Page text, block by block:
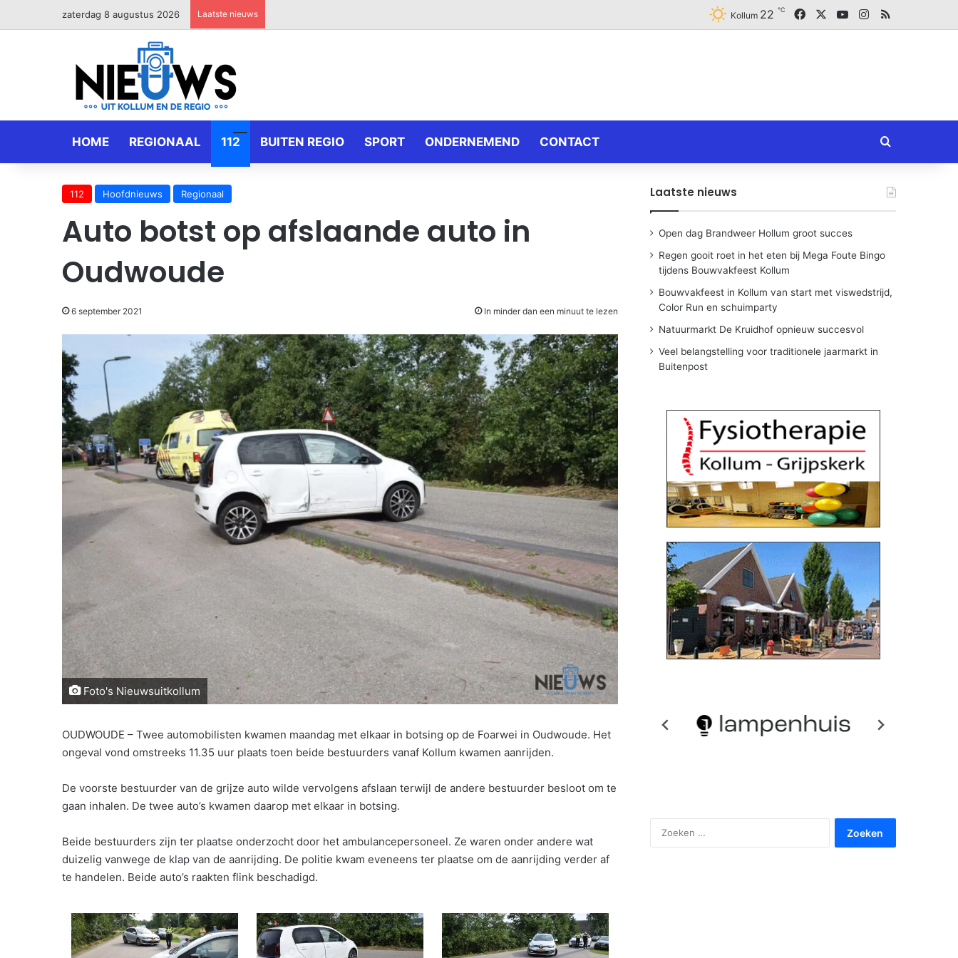
zaterdag 8 augustus 2026 Laatste nieuws Kollum 22 ℃ FacebookYouTubeInstagram
RSS
HOME REGIONAAL 112 BUITEN REGIO SPORT ONDERNEMEND CONTACT Zoeken naar
112 Hoofdnieuws Regionaal
Auto botst op afslaande auto in
Oudwoude
6 september 2021 In minder dan een minuut te lezen
Foto's Nieuwsuitkollum
OUDWOUDE – Twee automobilisten kwamen maandag met elkaar in botsing op de Foarwei in Oudwoude. Het
ongeval vond omstreeks 11.35 uur plaats toen beide bestuurders vanaf Kollum kwamen aanrijden.
De voorste bestuurder van de grijze auto wilde vervolgens afslaan terwijl de andere bestuurder besloot om te
gaan inhalen. De twee auto’s kwamen daarop met elkaar in botsing.
Beide bestuurders zijn ter plaatse onderzocht door het ambulancepersoneel. Ze waren onder andere wat
duizelig vanwege de klap van de aanrijding. De politie kwam eveneens ter plaatse om de aanrijding verder af
te handelen. Beide auto’s raakten flink beschadigd.
Laatste nieuws
Open dag Brandweer Hollum groot succes
Regen gooit roet in het eten bij Mega Foute Bingo
tijdens Bouwvakfeest Kollum
Bouwvakfeest in Kollum van start met viswedstrijd,
Color Run en schuimparty
Natuurmarkt De Kruidhof opnieuw succesvol
Veel belangstelling voor traditionele jaarmarkt in
Buitenpost
naar: